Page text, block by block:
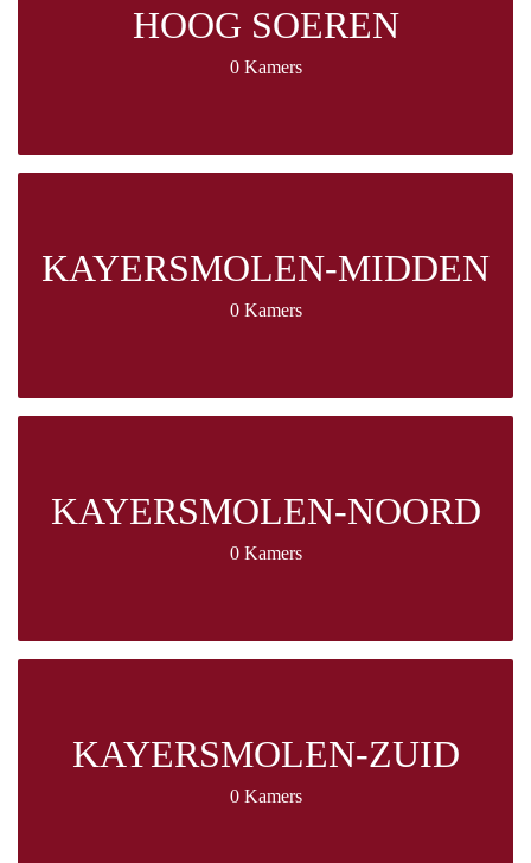
HOOG SOEREN
0 Kamers
KAYERSMOLEN-MIDDEN
0 Kamers
KAYERSMOLEN-NOORD
0 Kamers
KAYERSMOLEN-ZUID
0 Kamers